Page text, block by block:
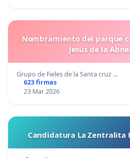
Nombramiento del parque
Jesús de la
Grupo de Fieles de la Santa cruz …
623 firmas
23 Mar 2026
Candidatura La Zentralita